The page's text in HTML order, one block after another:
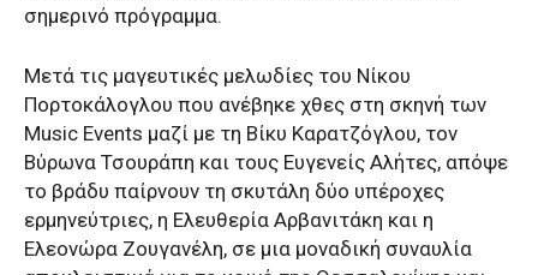
σημερινό πρόγραμμα.
Μετά τις μαγευτικές μελωδίες του Νίκου
Πορτοκάλογλου που ανέβηκε χθες στη σκηνή των
Music Events μαζί με τη Βίκυ Καρατζόγλου, τον
Βύρωνα Τσουράπη και τους Ευγενείς Αλήτες, απόψε
το βράδυ παίρνουν τη σκυτάλη δύο υπέροχες
ερμηνεύτριες, η Ελευθερία Αρβανιτάκη και η
Ελεονώρα Ζουγανέλη, σε μια μοναδική συναυλία